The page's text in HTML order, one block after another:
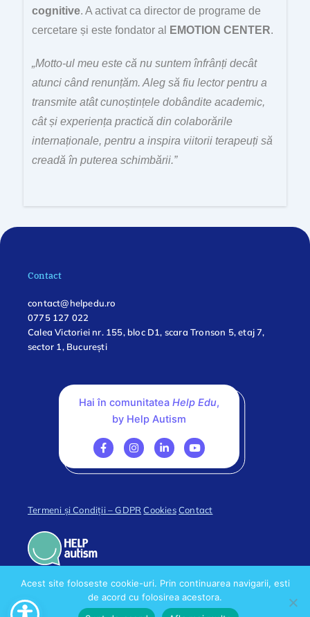
cognitive. A activat ca director de programe de
cercetare și este fondator al
EMOTION CENTER.
„Motto-ul meu este că nu suntem înfrânți decât
atunci când renunțăm. Aleg să fiu lector pentru a
transmite atât cunoștințele dobândite academic,
cât și experiența practică din colaborările
internaționale, pentru a inspira viitorii terapeuți să
creadă în puterea schimbării.”
Contact
contact@helpedu.ro
0775 127 022
Calea Victoriei nr. 155, bloc D1, scara Tronson 5, etaj 7,
sector 1, București
Hai în comunitatea Help Edu,
by Help Autism
Termeni și Condiții – GDPR Cookies Contact
Acest site foloseste cookie-uri. Prin continuarea navigarii, esti
de acord cu folosirea acestora.